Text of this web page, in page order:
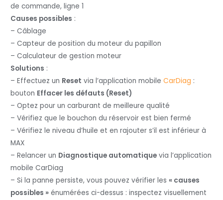
de commande, ligne 1
Causes possibles :
– Câblage
– Capteur de position du moteur du papillon
– Calculateur de gestion moteur
Solutions :
– Effectuez un Reset via l’application mobileCarDiag :
bouton Effacer les défauts (Reset)
– Optez pour un carburant de meilleure qualité
– Vérifiez que le bouchon du réservoir est bien fermé
– Vérifiez le niveau d’huile et en rajouter s’il est inférieur à
MAX
– Relancer un Diagnostique automatique via l’application
mobile CarDiag
– Si la panne persiste, vous pouvez vérifier les« causes
possibles » énumérées ci-dessus : inspectez visuellement